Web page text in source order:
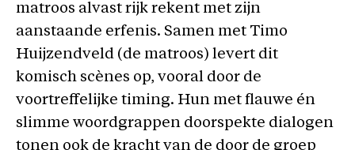
matroos alvast rijk rekent met zijn
aanstaande erfenis. Samen met Timo
Huijzendveld (de matroos) levert dit
komisch scènes op, vooral door de
voortreffelijke timing. Hun met flauwe én
slimme woordgrappen doorspekte dialogen
tonen ook de kracht van de door de groep